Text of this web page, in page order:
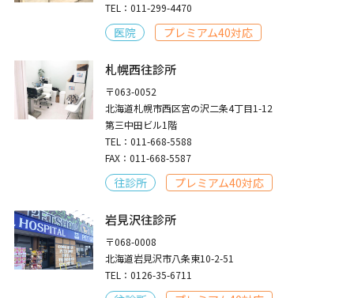
TEL：011-299-4470
医院 プレミアム40対応
札幌西往診所
〒063-0052
北海道札幌市西区宮の沢二条4丁目1-12
第三中田ビル1階
TEL：011-668-5588
FAX：011-668-5587
往診所 プレミアム40対応
岩見沢往診所
〒068-0008
北海道岩見沢市八条東10-2-51
TEL：0126-35-6711